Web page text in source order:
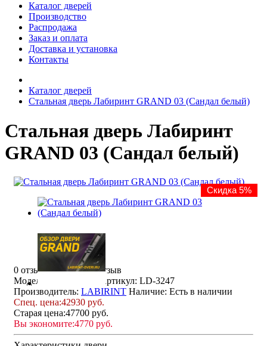
Каталог дверей
Производство
Распродажа
Заказ и оплата
Доставка и установка
Контакты
Каталог дверей
Стальная дверь Лабиринт GRAND 03 (Сандал белый)
Стальная дверь Лабиринт
GRAND 03 (Сандал белый)
Скидка 5%
0 отзывов Написать отзыв
Модель: GRAND-03
Артикул: LD-3247
Производитель: LABIRINT Наличие: Есть в наличии
Спец. цена:42930 руб.
Старая цена:47700 руб.
Вы экономите:4770 руб.